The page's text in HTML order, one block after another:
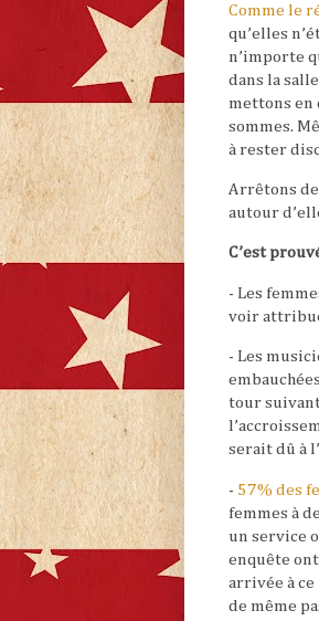
Comme le
qu’elles
n’importe
dans la
mettons en
sommes.
à rester
Arrêtons
autour
C’est
- Les
voir
- Les
tour
serait dû à
- 57% des
femmes à
un service
enquête
arrivée à ce
de même